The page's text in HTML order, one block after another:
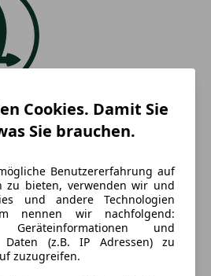
Cookies. Damit Sie
Sie brauchen.
Benutzererfahrung auf
zu bieten, verwenden wir und
und andere Technologien
nennen wir nachfolgend:
und
Daten (z.B. IP Adressen) zu
zuzugreifen.